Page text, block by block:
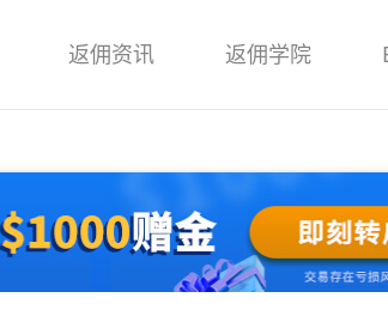
返佣资讯 返佣学院